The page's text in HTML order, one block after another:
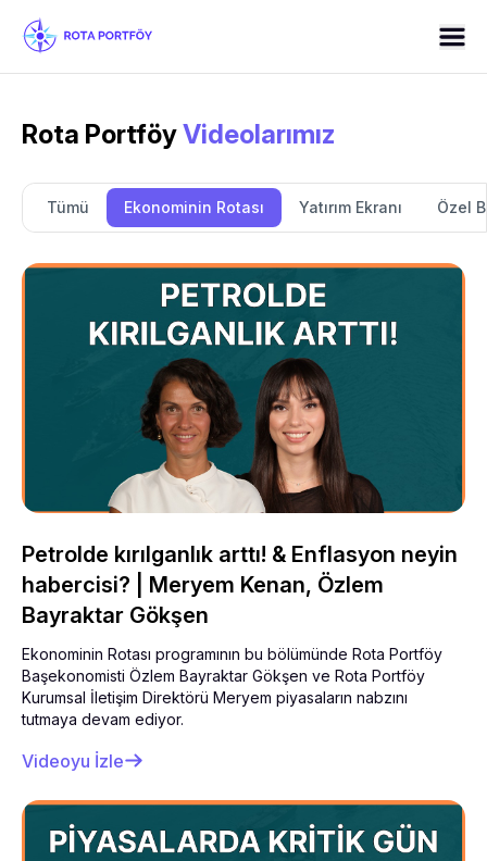
Rota PortföyVideolarımız
Tümü Ekonominin Rotası Yatırım Ekranı Özel
Petrolde kırılganlık arttı! & Enflasyon neyin
habercisi? | Meryem Kenan, Özlem
Bayraktar Gökşen
Ekonominin Rotası programının bu bölümünde Rota Portföy
Başekonomisti Özlem Bayraktar Gökşen ve Rota Portföy
Kurumsal İletişim Direktörü Meryem piyasaların nabzını
tutmaya devam ediyor.
Videoyu İzle